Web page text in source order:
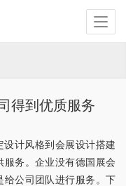
得到优质服务
计风格到会展设计搭建
务。企业没有德国展会
给公司团队进行服务。下